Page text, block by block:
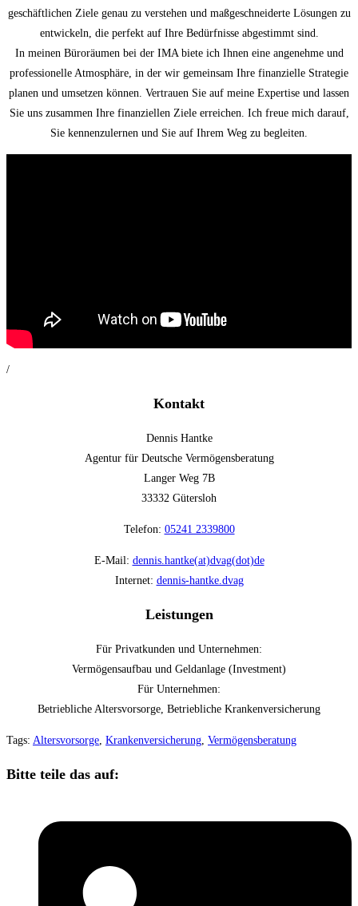
geschäftlichen Ziele genau zu verstehen und maßgeschneiderte Lösungen zu
entwickeln, die perfekt auf Ihre Bedürfnisse abgestimmt sind.
In meinen Büroräumen bei der IMA biete ich Ihnen eine angenehme und
professionelle Atmosphäre, in der wir gemeinsam Ihre finanzielle Strategie
planen und umsetzen können. Vertrauen Sie auf meine Expertise und lassen
Sie uns zusammen Ihre finanziellen Ziele erreichen. Ich freue mich darauf,
Sie kennenzulernen und Sie auf Ihrem Weg zu begleiten.
/
Kontakt
Dennis Hantke
Agentur für Deutsche Vermögensberatung
Langer Weg 7B
33332 Gütersloh
Telefon: 05241 2339800
E-Mail: dennis.hantke(at)dvag(dot)de
Internet: dennis-hantke.dvag
Leistungen
Für Privatkunden und Unternehmen:
Vermögensaufbau und Geldanlage (Investment)
Für Unternehmen:
Betriebliche Altersvorsorge, Betriebliche Krankenversicherung
Tags: Altersvorsorge Krankenversicherung Vermögensberatung
Bitte teile das auf: